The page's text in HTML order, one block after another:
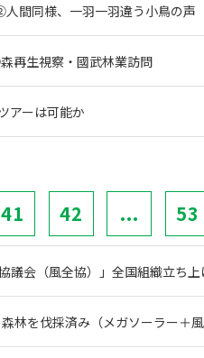
同様、一羽一羽違う小鳥の声
生視察・國武林業訪問
アーは可能か
41 42 ... 53
議会（風全協）」全国組織立ち
林を伐採済み（メガソーラー＋風